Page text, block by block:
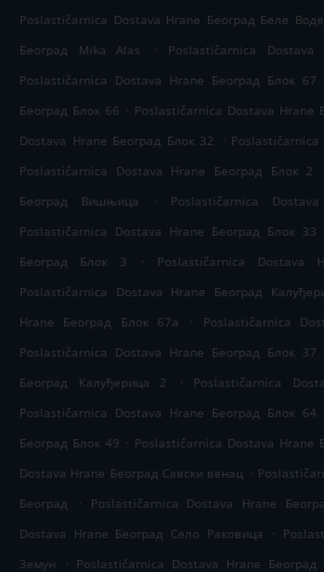
Poslastičarnica Dostava Hrane Београд Беле Воде
Београд Mika Alas
. Poslastičarnica
Poslastičarnica Dostava Hrane Београд Блок 67
Београд Блок 66 . Poslastičarnica Dostava Hrane
Dostava Hrane Београд Блок 32
.
Poslastičarnica Dostava Hrane Београд Блок 2
Београд Вишњица
. Poslastičarnica
Poslastičarnica Dostava Hrane Београд Блок 33
Београд Блок 3
. Poslastičarnica Dostava
Poslastičarnica Dostava Hrane Београд
Hrane Београд Блок 67а
. Poslastičarnica
Poslastičarnica Dostava Hrane Београд Блок 37
Београд Калуђерица 2
. Poslastičarnica
Poslastičarnica Dostava Hrane Београд Блок 64
Београд Блок 49 . Poslastičarnica Dostava Hrane
Dostava Hrane Београд Савски венац .
Београд
. Poslastičarnica Dostava Hrane
Dostava Hrane Београд Село Раковица
.
Земун
. Poslastičarnica Dostava Hrane Београд